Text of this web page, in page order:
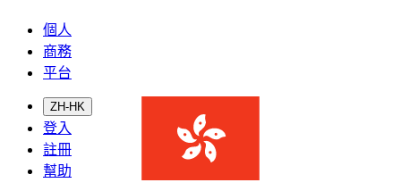
個人
商務
平台
ZH-HK
登入
註冊
幫助